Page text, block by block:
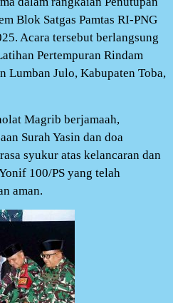
Blok Satgas Pamtas RI-PNG
Acara tersebut berlangsung
Pertempuran Rindam
Lumban Julo, Kabupaten Toba,
Magrib berjamaah,
Surah Yasin dan doa
syukur atas kelancaran dan
100/PS yang telah
aman.